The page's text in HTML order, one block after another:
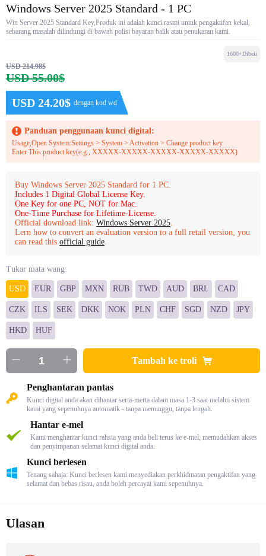
Windows Server 2025 Standard - 1 PC
Win Server 2025 Standard Key,Produk ini adalah kunci rasmi untuk pengaktifan kekal,
sebarang masalah dilindungi di bawah polisi bayaran balik atau penukaran kami.
USD 214.98$
USD 55.00$
USD 24.20$ dengan kod wd
1600+Dibeli
Panduan penggunaan kunci digital:
Usage,Open System:Settings > System > Activation > Change product key
Enter This product key(e.g., XXXXX-XXXXX-XXXXX-XXXXX-XXXXX)
Buy Windows Server 2025 Standard for 1 PC.
Includes 1 Digital Global License Key.
One Key for one PC, NOT for Mac.
One-Time Purchase for Lifetime-License.
Official download link: Windows Server 2025.
Lern how to convert an evaluation version to a full retail version, you
can read this official guide.
Tukar mata wang:
USD EUR GBP MXN RUB TWD AUD BRL CAD
CZK ILS SEK DKK NOK PLN CHF SGD NZD JPY
HKD HUF
Tambah ke troli
Penghantaran pantas
Kunci digital anda akan dihantar serta-merta dalam masa 1-3 saat melalui sistem
kami yang sepenuhnya automatik - tanpa menunggu, tanpa lengah.
Hantar e-mel
Kami menghantar kunci rahsia yang anda beli terus ke e-mel, memudahkan akses
dan penyimpanan selamat kunci digital anda.
Kunci berlesen
Tenang sahaja: Kunci berlesen kami menyediakan perkhidmatan pengaktifan yang
selamat dan bebas risau, anda boleh percayai kami sepenuhnya.
Ulasan